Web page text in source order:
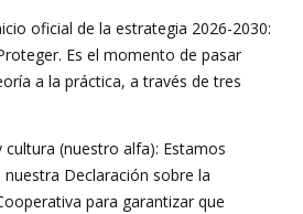
oficial de la estrategia 2026-2030:
Es el momento de pasar
a la práctica, a través de tres
cultura (nuestro alfa): Estamos
Declaración sobre la
para garantizar que